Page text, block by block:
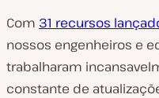
Com 31 recursos
nossos engenheiros e
trabalharam
constante de